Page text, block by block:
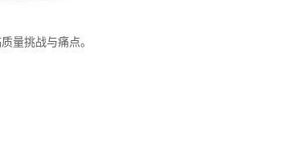
量挑战与痛点。